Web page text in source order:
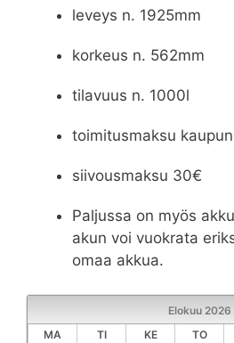
leveys n. 1925mm
korkeus n. 562mm
tilavuus n. 1000l
toimitusmaksu
siivousmaksu 30€
Paljussa on myös
akun voi vuokrata
omaa akkua.
Elokuu 2026
MA
TI KE TO